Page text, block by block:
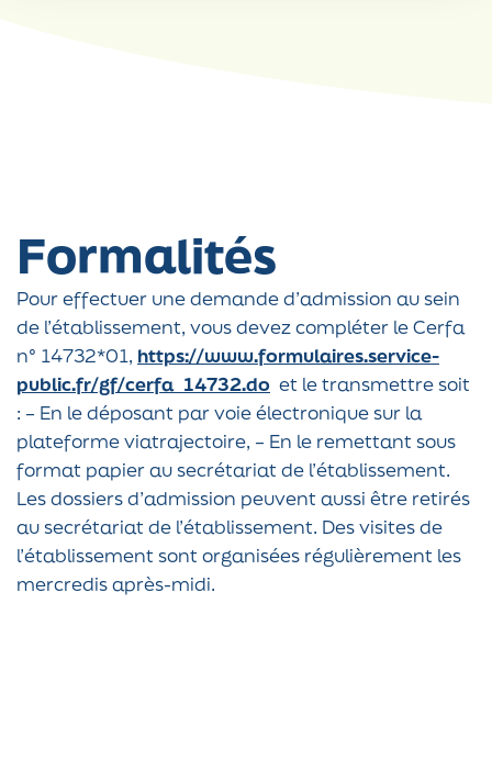
Formalités
Pour effectuer une demande d’admission au sein
de l’établissement, vous devez compléter le Cerfa
n° 14732*01, https://www.formulaires.service-
public.fr/gf/cerfa_14732.do et le transmettre soit
: – En le déposant par voie électronique sur la
plateforme viatrajectoire, – En le remettant sous
format papier au secrétariat de l’établissement.
Les dossiers d’admission peuvent aussi être retirés
au secrétariat de l’établissement. Des visites de
l’établissement sont organisées régulièrement les
mercredis après-midi.